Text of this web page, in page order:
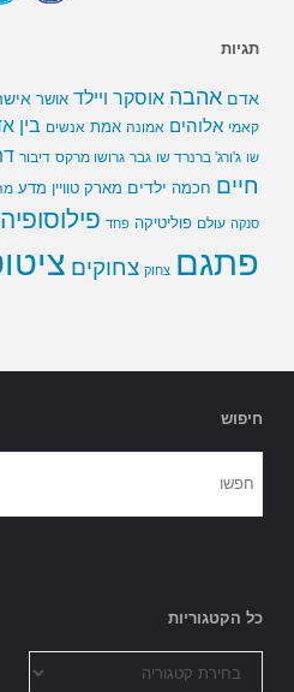
תגיות
אדם אהבה אוסקר ויילד אושר
קאמי אלוהים אמונה אמת אנשים בין
שו ג'ורג' ברנרד שו גבר גרושו מרקס דיבור
חיים חכמה ילדים מארק טוויין מדע
סנקה עולם פוליטיקה פחד פילוסופיה
פתגם צחוק צחוקים
חיפוש
כל הקטגוריות
הקטגוריות